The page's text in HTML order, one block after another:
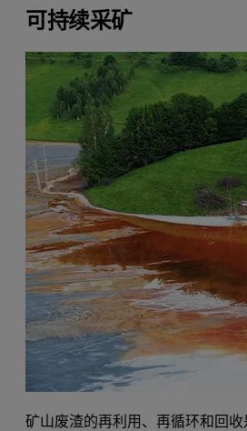
可持续采矿
矿山废渣的再利用、再循环和回